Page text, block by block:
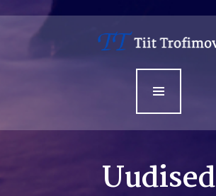
Uudised
Avaleht
Minust
Sündmused